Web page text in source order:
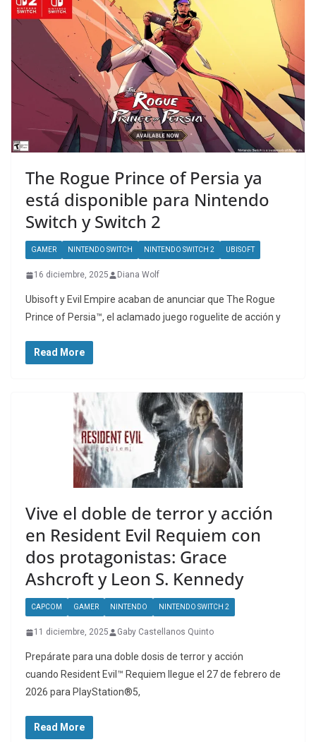
The Rogue Prince of Persia ya
está disponible para Nintendo
Switch y Switch 2
GAMER NINTENDO SWITCH NINTENDO SWITCH 2 UBISOFT
16 diciembre, 2025 Diana Wolf
Ubisoft y Evil Empire acaban de anunciar que The Rogue
Prince of Persia™, el aclamado juego roguelite de acción y
Read More
Vive el doble de terror y acción
en Resident Evil Requiem con
dos protagonistas: Grace
Ashcroft y Leon S. Kennedy
CAPCOM GAMER NINTENDO NINTENDO SWITCH 2
11 diciembre, 2025 Gaby Castellanos Quinto
Prepárate para una doble dosis de terror y acción
cuando Resident Evil™ Requiem llegue el 27 de febrero de
2026 para PlayStation®5,
Read More